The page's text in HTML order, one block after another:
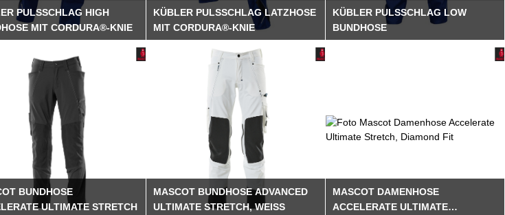
PULSSCHLAG HIGH
MIT CORDURA®-KNIE
KÜBLER PULSSCHLAG LATZHOSE
MIT CORDURA®-KNIE
KÜBLER PULSSCHLAG LOW
BUNDHOSE
BUNDHOSE
ULTIMATE STRETCH
MASCOT BUNDHOSE ADVANCED
ULTIMATE STRETCH, WEISS
MASCOT DAMENHOSE
ACCELERATE ULTIMATE